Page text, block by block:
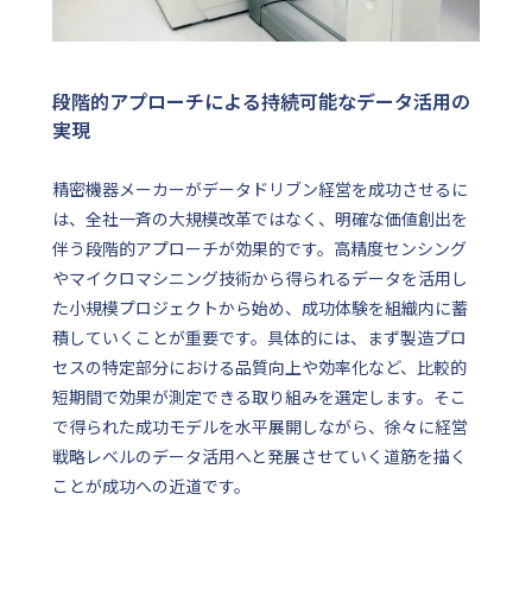
段階的アプローチによる持続可能なデータ活用の
実現
精密機器メーカーがデータドリブン経営を成功させるに
は、全社一斉の大規模改革ではなく、明確な価値創出を
伴う段階的アプローチが効果的です。高精度センシング
やマイクロマシニング技術から得られるデータを活用し
た小規模プロジェクトから始め、成功体験を組織内に蓄
積していくことが重要です。具体的には、まず製造プロ
セスの特定部分における品質向上や効率化など、比較的
短期間で効果が測定できる取り組みを選定します。そこ
で得られた成功モデルを水平展開しながら、徐々に経営
戦略レベルのデータ活用へと発展させていく道筋を描く
ことが成功への近道です。